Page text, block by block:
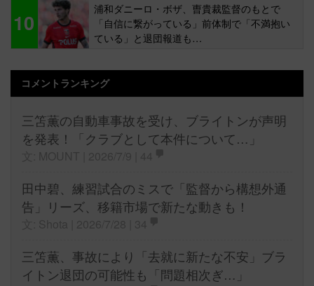
10
浦和ダニーロ・ボザ、曺貴裁監督のもとで
「自信に繋がっている」前体制で「不満抱い
ている」と退団報道も…
コメントランキング
三笘薫の自動車事故を受け、ブライトンが声明
を発表！「クラブとして本件について…」
田中碧、練習試合のミスで「監督から構想外通
告」リーズ、移籍市場で新たな動きも！
三笘薫、事故により「去就に新たな不安」ブラ
イトン退団の可能性も「問題相次ぎ…」